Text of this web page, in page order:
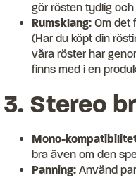
gör rösten tydlig
Rumsklang:Om det
(Har du köpt din
våra röster har
finns med i en
3. Stereo
Mono-
bra även om den
Panning:Använd